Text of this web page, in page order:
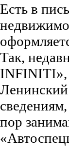
Есть в
Так,
INFINITI»,
пор